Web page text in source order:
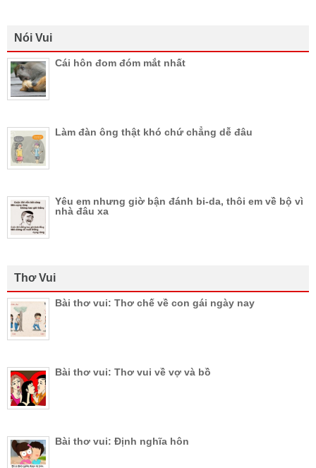
Nói Vui
Cái hôn đom đóm mắt nhất
Làm đàn ông thật khó chứ chẳng dễ đâu
Yêu em nhưng giờ bận đánh bi-da, thôi em về bộ vì
nhà đâu xa
Thơ Vui
Bài thơ vui: Thơ chế về con gái ngày nay
Bài thơ vui: Thơ vui về vợ và bồ
Bài thơ vui: Định nghĩa hôn